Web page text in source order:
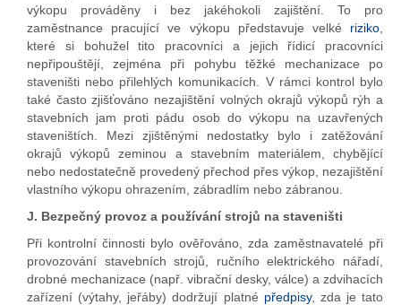
výkopu prováděny i bez jakéhokoli zajištění. To pro
zaměstnance pracující ve výkopu představuje velké riziko
které si bohužel tito pracovníci a jejich řídicí pracovníci
nepřipouštějí, zejména při pohybu těžké mechanizace po
staveništi nebo přilehlých komunikacích. V rámci kontrol bylo
také často zjišťováno nezajištění volných okrajů výkopů rýh a
stavebních jam proti pádu osob do výkopu na uzavřených
staveništích. Mezi zjištěnými nedostatky bylo i zatěžování
okrajů výkopů zeminou a stavebním materiálem, chybějící
nebo nedostatečně provedený přechod přes výkop, nezajištění
vlastního výkopu ohrazením, zábradlím nebo zábranou.
J. Bezpečný provoz a používání strojů na staveništi
Při kontrolní činnosti bylo ověřováno, zda zaměstnavatelé při
provozování stavebních strojů, ručního elektrického nářadí,
drobné mechanizace (např. vibrační desky, válce) a zdvihacích
zařízení (výtahy, jeřáby) dodržují platné předpisy, zda je tato